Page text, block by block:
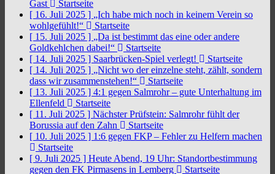
Gast
Startseite
[ 16. Juli 2025 ] „Ich habe mich noch in keinem Verein so
wohlgefühlt!“
Startseite
[ 15. Juli 2025 ] „Da ist bestimmt das eine oder andere
Goldkehlchen dabei!“
Startseite
[ 14. Juli 2025 ] Saarbrücken-Spiel verlegt!
Startseite
[ 14. Juli 2025 ] „Nicht wo der einzelne steht, zählt, sondern
dass wir zusammenstehen!“
Startseite
[ 13. Juli 2025 ] 4:1 gegen Salmrohr – gute Unterhaltung im
Ellenfeld
Startseite
[ 11. Juli 2025 ] Nächster Prüfstein: Salmrohr fühlt der
Borussia auf den Zahn
Startseite
[ 10. Juli 2025 ] 1:6 gegen FKP – Fehler zu Helfern machen
Startseite
[ 9. Juli 2025 ] Heute Abend, 19 Uhr: Standortbestimmung
gegen den FK Pirmasens in Lemberg
Startseite